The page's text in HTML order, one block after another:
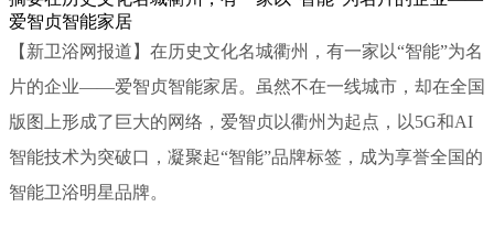
爱智贞智能家居
【新卫浴网报道】在历史文化名城衢州，有一家以“智能”为名
片的企业——爱智贞智能家居。虽然不在一线城市，却在全国
版图上形成了巨大的网络，爱智贞以衢州为起点，以5G和AI
智能技术为突破口，凝聚起“智能”品牌标签，成为享誉全国的
智能卫浴明星品牌。